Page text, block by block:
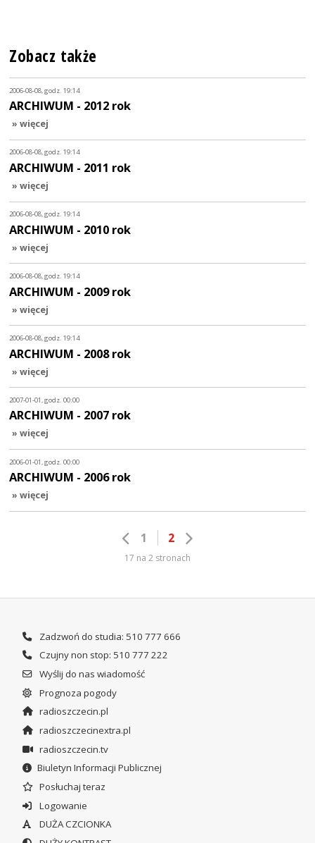
Zobacz także
2006-08-08, godz. 19:14
ARCHIWUM - 2012 rok
» więcej
2006-08-08, godz. 19:14
ARCHIWUM - 2011 rok
» więcej
2006-08-08, godz. 19:14
ARCHIWUM - 2010 rok
» więcej
2006-08-08, godz. 19:14
ARCHIWUM - 2009 rok
» więcej
2006-08-08, godz. 19:14
ARCHIWUM - 2008 rok
» więcej
2007-01-01, godz. 00:00
ARCHIWUM - 2007 rok
» więcej
2006-01-01, godz. 00:00
ARCHIWUM - 2006 rok
» więcej
1 2
17 na 2 stronach
Zadzwoń do studia: 510 777 666
Czujny non stop: 510 777 222
Wyślij do nas wiadomość
Prognoza pogody
radioszczecin.pl
radioszczecinextra.pl
radioszczecin.tv
Biuletyn Informacji Publicznej
Posłuchaj teraz
Logowanie
DUŻA CZCIONKA